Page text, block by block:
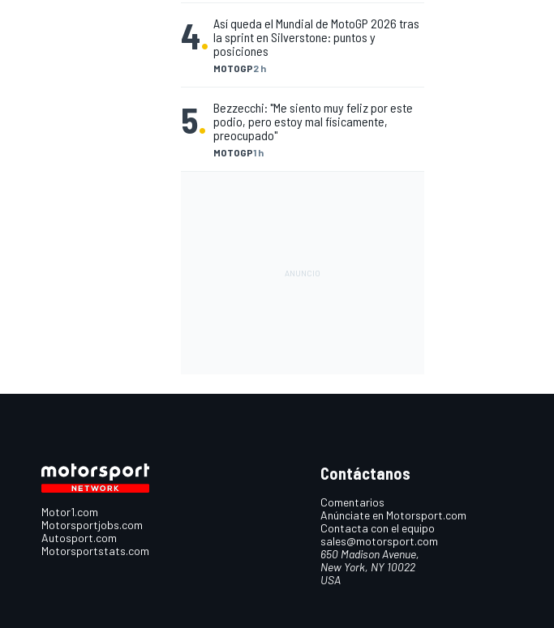
4.
MOTOGP2 h
Así queda el Mundial de MotoGP 2026 tras
la sprint en Silverstone: puntos y
posiciones
5.
MOTOGP1 h
Bezzecchi: "Me siento muy feliz por este
podio, pero estoy mal físicamente,
preocupado"
Motor1.com
Motorsportjobs.com
Autosport.com
Motorsportstats.com
Contáctanos
Comentarios
Anúnciate en Motorsport.com
Contacta con el equipo
sales@motorsport.com
650 Madison Avenue,
New York, NY 10022
USA